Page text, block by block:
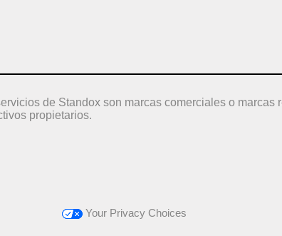
de Standox son marcas comerciales o
propietarios.
Your Privacy Choices